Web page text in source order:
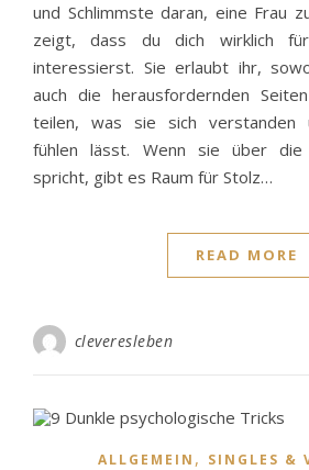
und Schlimmste daran, eine Frau
zeigt, dass du dich wirklich
interessierst. Sie erlaubt ihr,
auch die herausfordernden
teilen, was sie sich verstanden
fühlen lässt. Wenn sie über die
spricht, gibt es Raum für Stolz…
READ MORE
cleveresleben
ALLGEMEIN , SINGLES &